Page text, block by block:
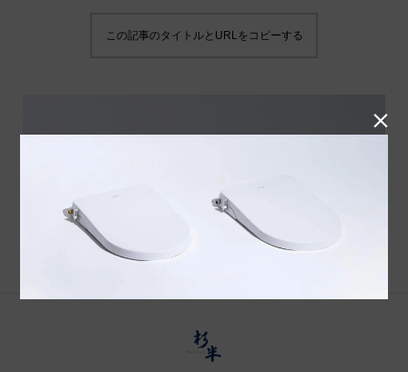
この記事のタイトルとURLをコピーする
